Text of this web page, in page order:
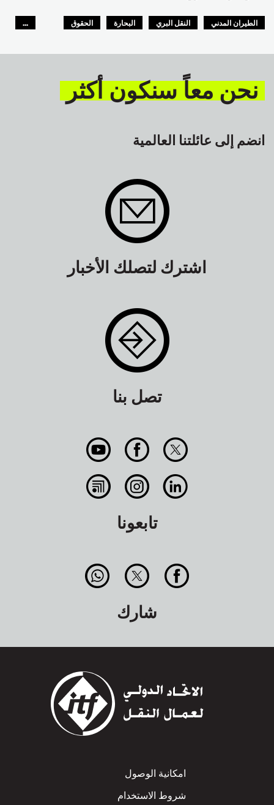
الطيران المدني النقل البري البحارة
الحقوق
...
نحن معاً سنكون أكثر
انضم إلى عائلتنا العالمية
اشترك لتصلك الأخبار
تصل بنا
تابعونا
شارك
Footer
امكانية الوصول
شروط الاستخدام